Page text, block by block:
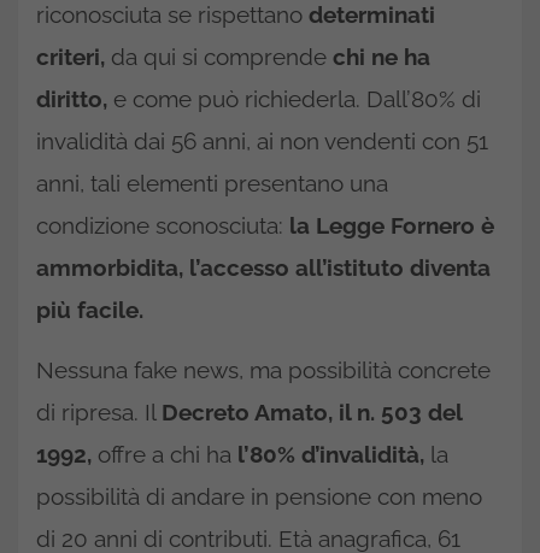
riconosciuta se rispettano determinati
criteri, da qui si comprende chi ne ha
diritto, e come può richiederla. Dall’80% di
invalidità dai 56 anni, ai non vendenti con 51
anni, tali elementi presentano una
condizione sconosciuta: la Legge Fornero è
ammorbidita, l’accesso all’istituto diventa
più facile.
Nessuna fake news, ma possibilità concrete
di ripresa. Il Decreto Amato, il n. 503 del
1992, offre a chi ha l’80% d’invalidità, la
possibilità di andare in pensione con meno
di 20 anni di contributi. Età anagrafica, 61